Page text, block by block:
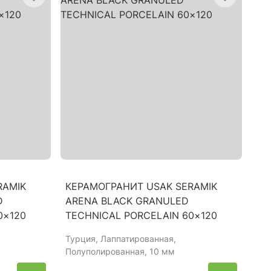
КЕРАМОГРАНИТ USAK SERAMIK
ARENA BLACK GRANULED
TECHNICAL PORCELAIN 60×120
Турция, Лаппатированная,
Полуполированная, 10 мм